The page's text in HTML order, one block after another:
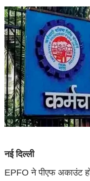
नई दिल्ली
EPFO ने पीएफ अकाउंट